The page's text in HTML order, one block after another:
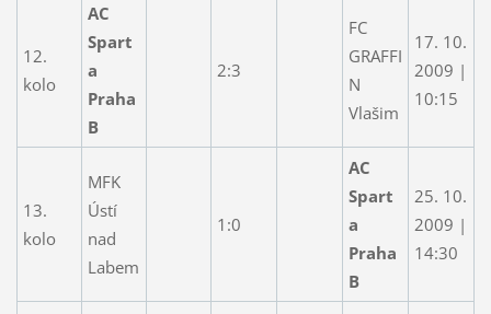
12.
kolo
AC
Spart
a
Praha
B
2:3
FC
GRAFFI
N
Vlašim
17. 10.
2009 |
10:15
13.
kolo
MFK
Ústí
nad
Labem
1:0
AC
Spart
a
Praha
B
25. 10.
2009 |
14:30